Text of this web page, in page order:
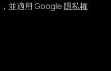
並適用 Google隱私權